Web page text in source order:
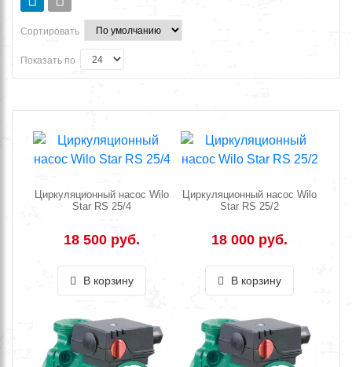
Сортировать
Показать по
Циркуляционный насос Wilo
Star RS 25/4
18 500 руб.
В корзину
Циркуляционный насос Wilo
Star RS 25/2
18 000 руб.
В корзину